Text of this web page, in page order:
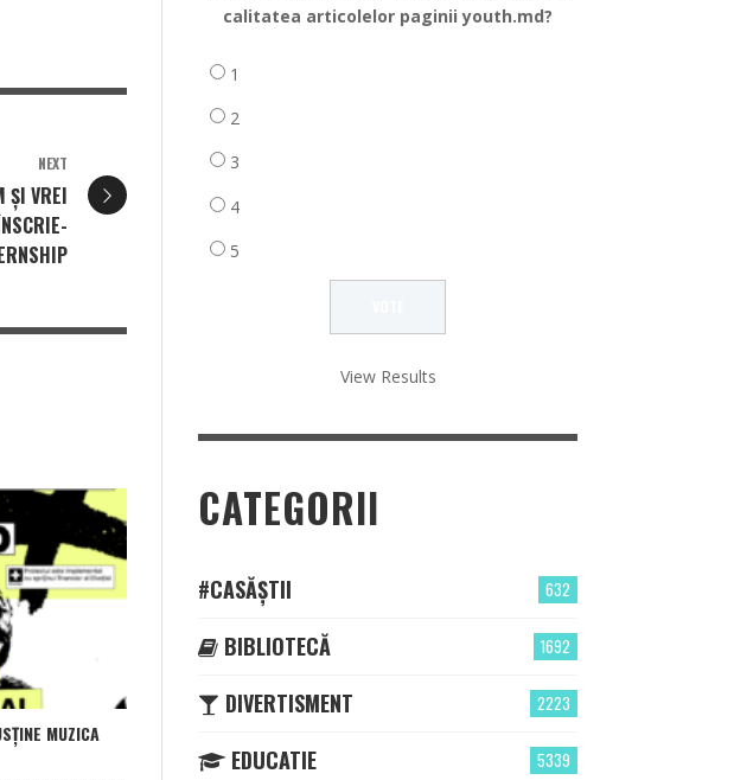
NEXT
ȘI VREI
MUZICA
calitatea articolelor paginii youth.md?
1
2
3
4
5
View Results
CATEGORII
632
#CASĂȘTII
1692
BIBLIOTECĂ
2223
DIVERTISMENT
5339
EDUCATIE